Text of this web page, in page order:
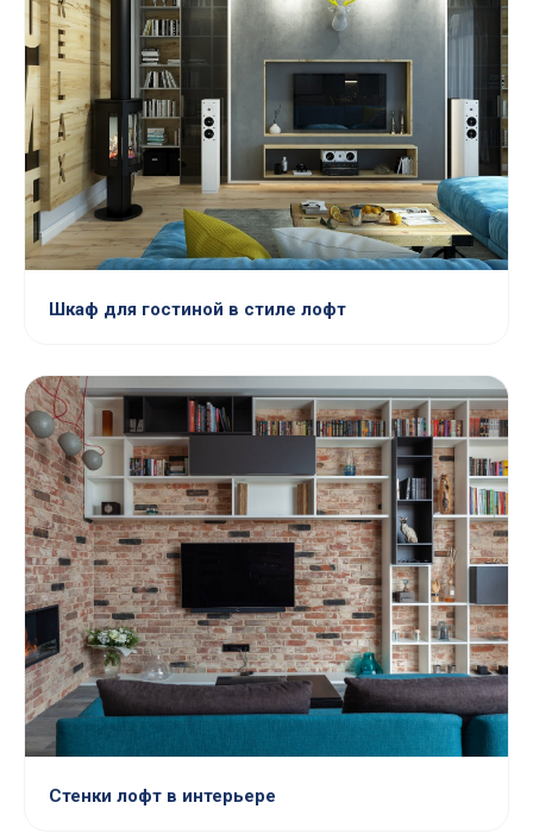
Шкаф для гостиной в стиле лофт
Стенки лофт в интерьере